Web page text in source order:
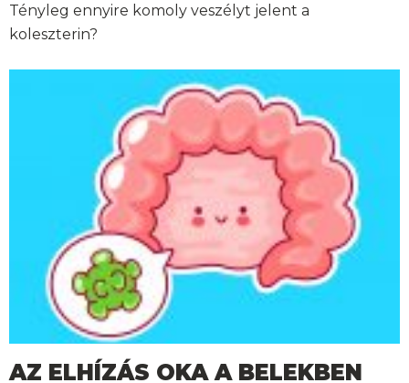
Tényleg ennyire komoly veszélyt jelent a
koleszterin?
AZ ELHÍZÁS OKA A BELEKBEN